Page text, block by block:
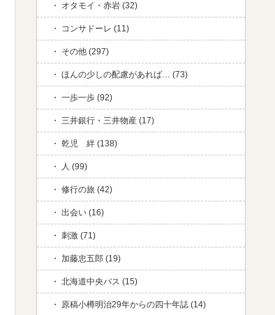
オタモイ・赤岩 (32)
コンサドーレ (11)
その他 (297)
ほんの少しの配慮があれば… (73)
一歩一歩 (92)
三井銀行・三井物産 (17)
乾児 絆 (138)
人 (99)
修行の旅 (42)
出会い (16)
刺激 (71)
加藤忠五郎 (19)
北海道中央バス (15)
原稿小樽明治29年からの四十年誌 (14)